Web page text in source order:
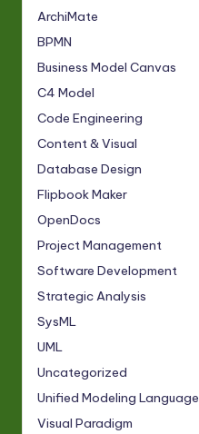
ArchiMate
BPMN
Business Model Canvas
C4 Model
Code Engineering
Content & Visual
Database Design
Flipbook Maker
OpenDocs
Project Management
Software Development
Strategic Analysis
SysML
UML
Uncategorized
Unified Modeling Language
Visual Paradigm